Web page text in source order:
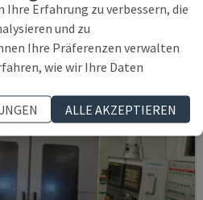
145.000 €
Ihre Erfahrung zu verbessern, die
und zu
Ihre Präferenzen verwalten
wie wir Ihre Daten
ALLE AKZEPTIEREN